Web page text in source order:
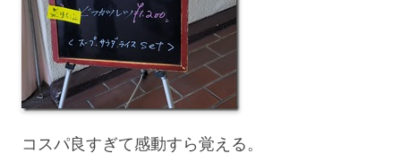
コスパ良すぎて感動すら覚える。